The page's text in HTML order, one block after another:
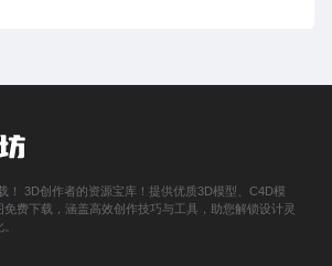
！ 3D创作者的资源宝库！提供优质3D模型、C4D模
费下载，涵盖高效创作技巧与工具，助您解锁设计灵